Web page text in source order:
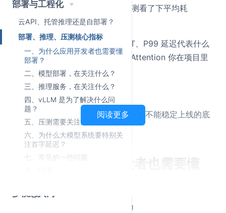
部署与工程化
云API、托管推理还是自部署？
部署、推理、压测核心指标
一、为什么应用开发者也需要懂
部署？
二、模型部署，在关注什么？
三、推理服务，在关注什么？
四、vLLM 是为了解决什么问
题？
五、压测需要关注的指标
六、为什么大模型系统要特别关
注首字延迟？
七、常见的一些问题
他：“我就直接调用模型 API，压测看了下平均耗
时……”
面试官：“那你知道 TTFT、TPOT、P99 延迟代表什么
吗？KV Cache、vLLM、PagedAttention 你在项目里
怎么用的？”
他：“阿巴阿巴阿巴。。。”
部署、推理、压测才是大模型应用能不能稳定上线的底
气，今天我们把从头到尾拆清楚。
一、为什么应用开发者也需要懂
初级应用开发者在做demo时往往得心应手，可一旦业
阅读更多
6/16/2026, 2:47:39 PM